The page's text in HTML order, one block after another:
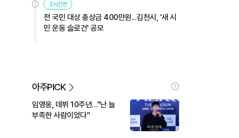
2시간전
전 국민 대상 총상금 400만원...김천시, '새 시
민 운동 슬로건' 공모
아주PICK
임영웅, 데뷔 10주년…"난 늘
부족한 사람이었다"